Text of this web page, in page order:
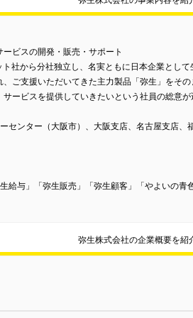
ビスの開発・販売・サポート
社から分社独立し、名実ともに日本企業として
、ご支援いただいてきた主力製品「弥生」をその
ービスを提供していきたいという社員の総意が
センター（大阪市）、大阪支店、名古屋支店、
給与」「弥生販売」「弥生顧客」「やよいの青
弥生株式会社の企業概要を紹